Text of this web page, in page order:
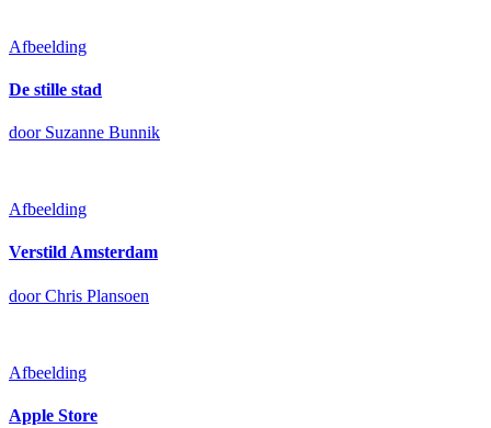
Afbeelding
De stille stad
door Suzanne Bunnik
Afbeelding
Verstild Amsterdam
door Chris Plansoen
Afbeelding
Apple Store